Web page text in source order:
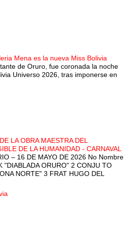
Mena es la nueva Miss Bolivia
de Oruro, fue coronada la noche
Universo 2026, tras imponerse en
LA OBRA MAESTRA DEL
DE LA HUMANIDAD - CARNAVAL
– 16 DE MAYO DE 2026 No Nombre
"DIABLADA ORURO" 2 CONJU TO
NORTE" 3 FRAT HUGO DEL